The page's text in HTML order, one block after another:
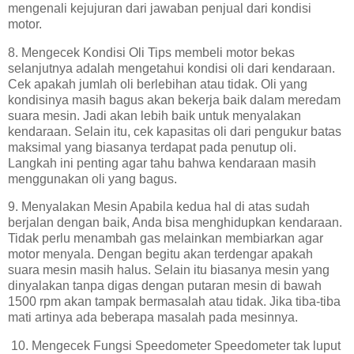
mengenali kejujuran dari jawaban penjual dari kondisi
motor.
8. Mengecek Kondisi Oli Tips membeli motor bekas
selanjutnya adalah mengetahui kondisi oli dari kendaraan.
Cek apakah jumlah oli berlebihan atau tidak. Oli yang
kondisinya masih bagus akan bekerja baik dalam meredam
suara mesin. Jadi akan lebih baik untuk menyalakan
kendaraan. Selain itu, cek kapasitas oli dari pengukur batas
maksimal yang biasanya terdapat pada penutup oli.
Langkah ini penting agar tahu bahwa kendaraan masih
menggunakan oli yang bagus.
9. Menyalakan Mesin Apabila kedua hal di atas sudah
berjalan dengan baik, Anda bisa menghidupkan kendaraan.
Tidak perlu menambah gas melainkan membiarkan agar
motor menyala. Dengan begitu akan terdengar apakah
suara mesin masih halus. Selain itu biasanya mesin yang
dinyalakan tanpa digas dengan putaran mesin di bawah
1500 rpm akan tampak bermasalah atau tidak. Jika tiba-tiba
mati artinya ada beberapa masalah pada mesinnya.
10. Mengecek Fungsi Speedometer Speedometer tak luput